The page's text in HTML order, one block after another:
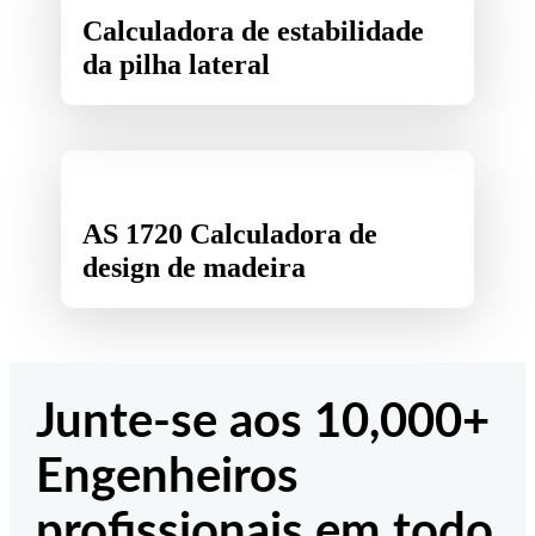
Calculadora de estabilidade
da pilha lateral
AS 1720 Calculadora de
design de madeira
Junte-se aos 10,000+
Engenheiros